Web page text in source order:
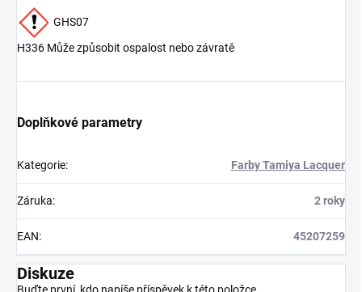
GHS07
H336 Může způsobit ospalost nebo závratě
Doplňkové parametry
Kategorie: Farby Tamiya Lacquer
Záruka: 2 roky
EAN: 45207259
Diskuze